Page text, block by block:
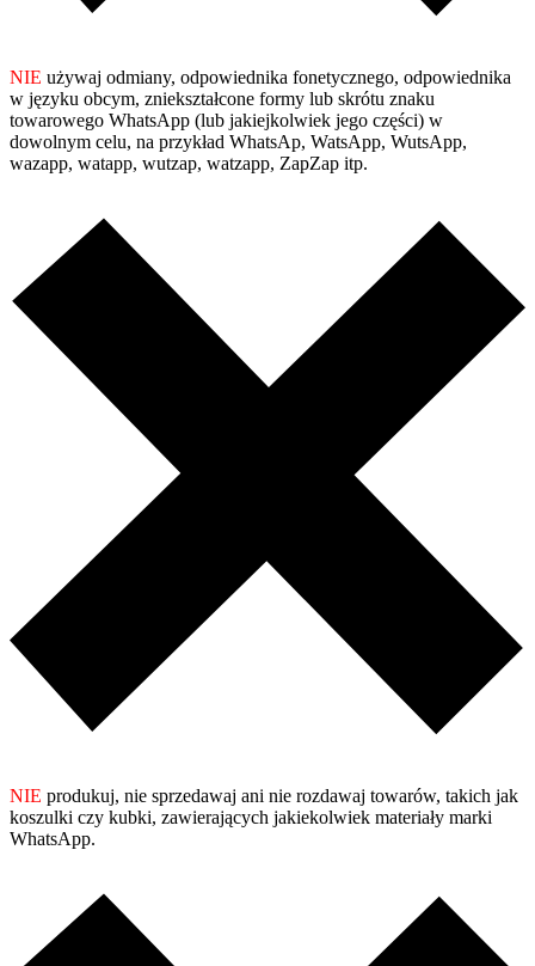
NIE używaj odmiany, odpowiednika fonetycznego, odpowiednika
w języku obcym, zniekształcone formy lub skrótu znaku
towarowego WhatsApp (lub jakiejkolwiek jego części) w
dowolnym celu, na przykład WhatsAp, WatsApp, WutsApp,
wazapp, watapp, wutzap, watzapp, ZapZap itp.
NIE produkuj, nie sprzedawaj ani nie rozdawaj towarów, takich jak
koszulki czy kubki, zawierających jakiekolwiek materiały marki
WhatsApp.